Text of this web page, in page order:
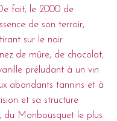
fait, le 2000 de
de son terroir,
sur le noir.
de mûre, de chocolat,
préludant à un vin
abondants tannins et à
et sa structure
du Monbousquet le plus